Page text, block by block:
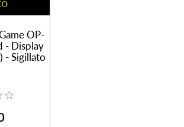
OP-
- Display
- Sigillato